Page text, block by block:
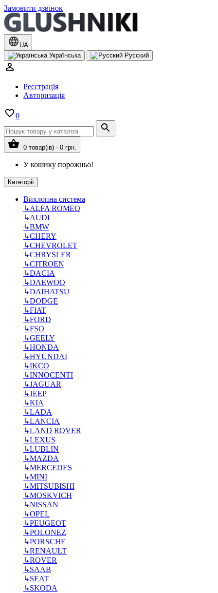
Замовити дзвінок
UA
Українська
Русский
Реєстрація
Авторизація
0
0 товар(ів) - 0 грн.
У кошику порожньо!
Категорії
Вихлопна система
↳ALFA ROMEO
↳AUDI
↳BMW
↳CHERY
↳CHEVROLET
↳CHRYSLER
↳CITROEN
↳DACIA
↳DAEWOO
↳DAIHATSU
↳DODGE
↳FIAT
↳FORD
↳FSO
↳GEELY
↳HONDA
↳HYUNDAI
↳IKCO
↳INNOCENTI
↳JAGUAR
↳JEEP
↳KIA
↳LADA
↳LANCIA
↳LAND ROVER
↳LEXUS
↳LUBLIN
↳MAZDA
↳MERCEDES
↳MINI
↳MITSUBISHI
↳MOSKVICH
↳NISSAN
↳OPEL
↳PEUGEOT
↳POLONEZ
↳PORSCHE
↳RENAULT
↳ROVER
↳SAAB
↳SEAT
↳SKODA